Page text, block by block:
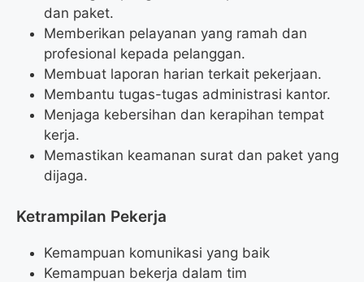
dan paket.
Memberikan pelayanan yang ramah dan
profesional kepada pelanggan.
Membuat laporan harian terkait pekerjaan.
Membantu tugas-tugas administrasi kantor.
Menjaga kebersihan dan kerapihan tempat
kerja.
Memastikan keamanan surat dan paket yang
dijaga.
Ketrampilan Pekerja
Kemampuan komunikasi yang baik
Kemampuan bekerja dalam tim